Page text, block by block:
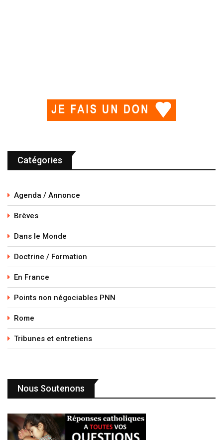
Catégories
Agenda / Annonce
Brèves
Dans le Monde
Doctrine / Formation
En France
Points non négociables PNN
Rome
Tribunes et entretiens
Nous Soutenons